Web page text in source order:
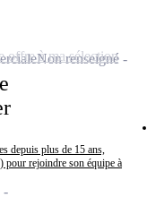
depuis plus de 15 ans,
pour rejoindre son équipe à
Non renseigné
offre à ma sélection